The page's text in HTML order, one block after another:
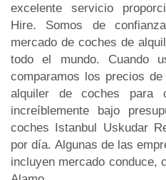
excelente servicio
Hire. Somos de
mercado de coches de
todo el mundo. Cuando
comparamos los precios
alquiler de coches para
increíblemente bajo
coches Istanbul Uskudar
por día. Algunas de las
incluyen mercado conduce,